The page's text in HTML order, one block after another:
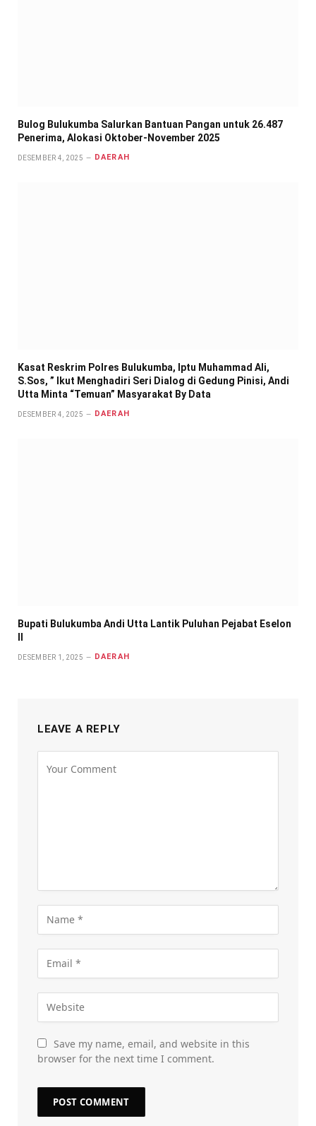
Bulog Bulukumba Salurkan Bantuan Pangan untuk 26.487
Penerima, Alokasi Oktober-November 2025
DESEMBER 4, 2025 DAERAH
Kasat Reskrim Polres Bulukumba, Iptu Muhammad Ali,
S.Sos, ” Ikut Menghadiri Seri Dialog di Gedung Pinisi, Andi
Utta Minta “Temuan” Masyarakat By Data
DESEMBER 4, 2025 DAERAH
Bupati Bulukumba Andi Utta Lantik Puluhan Pejabat Eselon
II
DESEMBER 1, 2025 DAERAH
LEAVE A REPLY
Save my name, email, and website in this
browser for the next time I comment.